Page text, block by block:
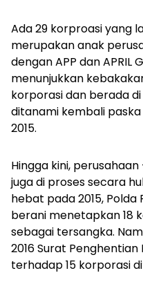
Ada 29 korproasi yang
merupakan anak
dengan APP dan APRIL
menunjukkan
korporasi dan berada
ditanami kembali
2015.
Hingga kini,
juga di proses secara
hebat pada 2015,
berani menetapkan 18
sebagai tersangka.
2016 Surat
terhadap 15 korporasi